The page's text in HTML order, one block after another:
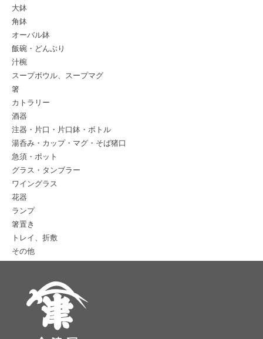
大鉢
角鉢
オーバル鉢
飯碗・どんぶり
汁椀
スープボウル、スープマグ
箸
カトラリー
酒器
注器・片口・片口鉢・ボトル
湯呑み・カップ・マグ・そば猪口
急須・ポット
グラス・タンブラー
ワイングラス
花器
ランプ
箸置き
トレイ、折敷
その他